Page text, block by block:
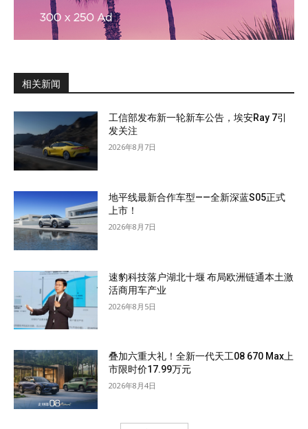
相关新闻
工信部发布新一轮新车公告，埃安Ray 7引
发关注
2026年8月7日
地平线最新合作车型——全新深蓝S05正式
上市！
2026年8月7日
速豹科技落户湖北十堰 布局欧洲链通本土激
活商用车产业
2026年8月5日
叠加六重大礼！全新一代天工08 670 Max上
市限时价17.99万元
2026年8月4日